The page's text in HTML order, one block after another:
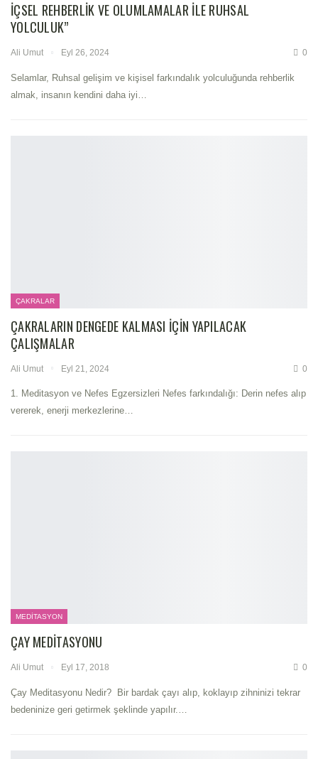
İÇSEL REHBERLIK VE OLUMLAMALAR ILE RUHSAL
YOLCULUK”
Ali Umut Eyl 26, 2024 0
Selamlar, Ruhsal gelişim ve kişisel farkındalık yolculuğunda rehberlik
almak, insanın kendini daha iyi…
ÇAKRALAR
ÇAKRALARIN DENGEDE KALMASI İÇIN YAPILACAK
ÇALIŞMALAR
Ali Umut Eyl 21, 2024 0
1. Meditasyon ve Nefes Egzersizleri Nefes farkındalığı: Derin nefes alıp
vererek, enerji merkezlerine…
MEDITASYON
ÇAY MEDITASYONU
Ali Umut Eyl 17, 2018 0
Çay Meditasyonu Nedir? Bir bardak çayı alıp, koklayıp zihninizi tekrar
bedeninize geri getirmek şeklinde yapılır.…